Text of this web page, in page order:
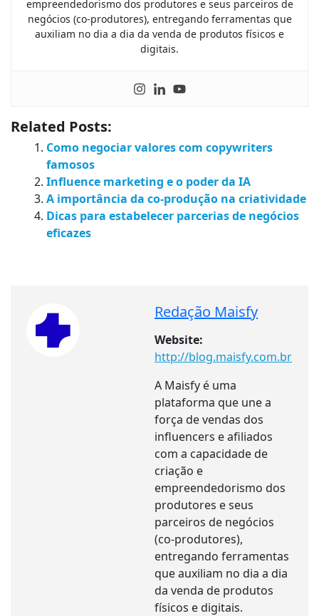
empreendedorismo dos produtores e seus parceiros de
negócios (co-produtores), entregando ferramentas que
auxiliam no dia a dia da venda de produtos físicos e
digitais.
Related Posts:
Como negociar valores com copywriters
famosos
Influence marketing e o poder da IA
A importância da co-produção na criatividade
Dicas para estabelecer parcerias de negócios
eficazes
Redação Maisfy
Website:
http://blog.maisfy.com.br
A Maisfy é uma
plataforma que une a
força de vendas dos
influencers e afiliados
com a capacidade de
criação e
empreendedorismo dos
produtores e seus
parceiros de negócios
(co-produtores),
entregando ferramentas
que auxiliam no dia a dia
da venda de produtos
físicos e digitais.